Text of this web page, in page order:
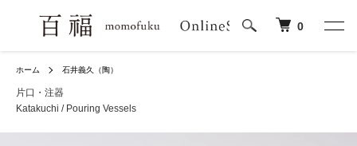
0
ホーム 石井義久（陶）
片口・注器
Katakuchi / Pouring Vessels